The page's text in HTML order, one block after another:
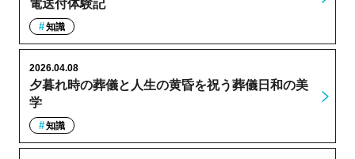
電送付体験記
知識
夕暮れ時の葬儀と人生の黄昏を祝う葬儀日和の美
学
2026.04.08
知識